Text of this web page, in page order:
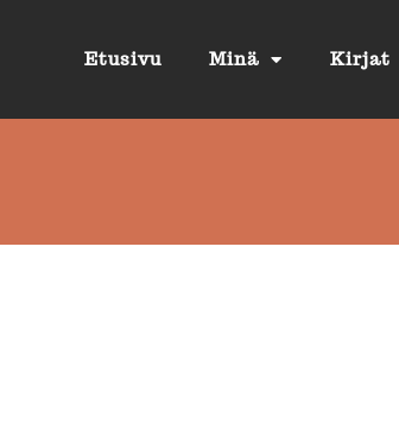
Etusivu Minä Kirjat